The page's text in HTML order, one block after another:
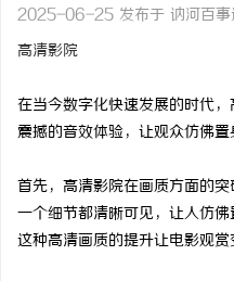
2025-06-25 发布于 讷河百事
高清影院
在当今数字化快速发展的时代
震撼的音效体验，让观众仿佛
首先，高清影院在画质方面的
一个细节都清晰可见，让人仿
这种高清画质的提升让电影观